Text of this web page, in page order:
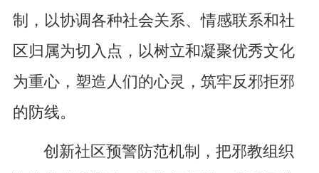
制，以协调各种社会关系、情感联系和社
区归属为切入点，以树立和凝聚优秀文化
为重心，塑造人们的心灵，筑牢反邪拒邪
的防线。
创新社区预警防范机制，把邪教组织